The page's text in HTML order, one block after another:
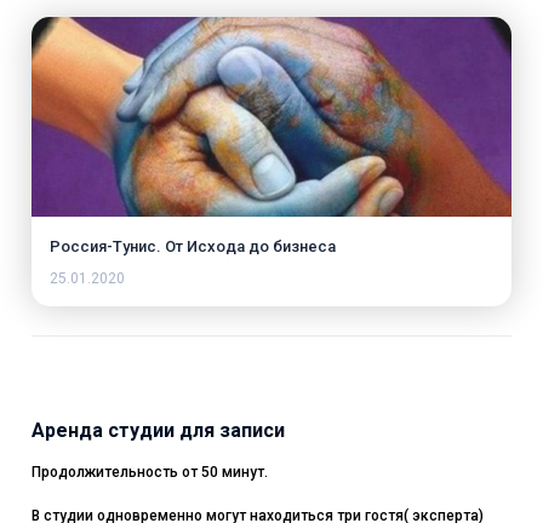
Россия-Тунис. От Исхода до бизнеса
25.01.2020
Аренда студии для записи
Продолжительность от 50 минут.
В студии одновременно могут находиться три гостя( эксперта)